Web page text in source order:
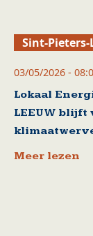
Sint-Pieters-
03/05/2026 -
Lokaal
LEEUW
Meer lezen